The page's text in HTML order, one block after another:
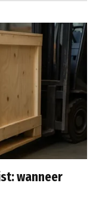
wanneer